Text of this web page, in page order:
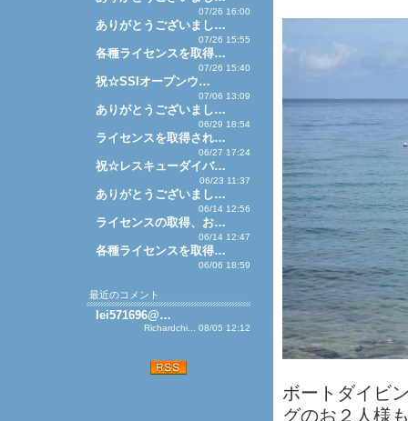
ボートダイビ
グのお２人様
07/26 16:00
ありがとうございまし…
07/26 15:55
各種ライセンスを取得…
07/26 15:40
祝☆SSIオープンウ…
07/06 13:09
ありがとうございまし…
06/29 18:54
ライセンスを取得され…
06/27 17:24
祝☆レスキューダイバ…
06/23 11:37
ありがとうございまし…
06/14 12:56
ライセンスの取得、お…
06/14 12:47
各種ライセンスを取得…
06/06 18:59
最近のコメント
lei571696@…
Richardchi... 08/05 12:12